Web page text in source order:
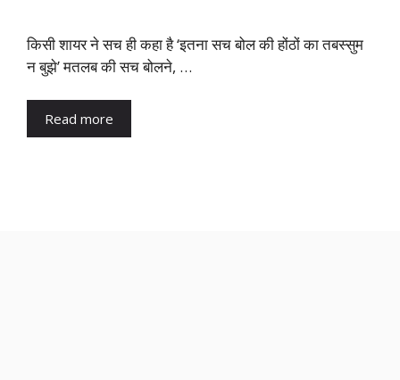
किसी शायर ने सच ही कहा है ‘इतना सच बोल की होंठों का तबस्सुम
न बुझे’ मतलब की सच बोलने, …
Read more